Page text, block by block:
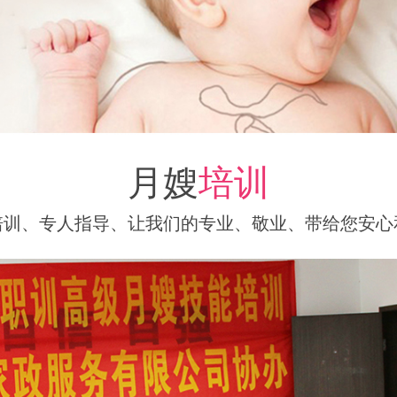
月嫂培训
、专人指导、让我们的专业、敬业、带给您安